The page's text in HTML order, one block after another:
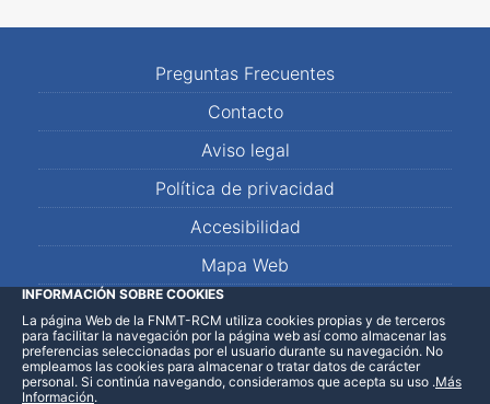
Preguntas Frecuentes
Contacto
Aviso legal
Política de privacidad
Accesibilidad
Mapa Web
LinkedInFacebookWhatsApp
INFORMACIÓN SOBRE COOKIES
La página Web de la FNMT-RCM utiliza cookies propias y de terceros
para facilitar la navegación por la página web así como almacenar las
preferencias seleccionadas por el usuario durante su navegación. No
empleamos las cookies para almacenar o tratar datos de carácter
personal. Si continúa navegando, consideramos que acepta su uso .Más
Información.